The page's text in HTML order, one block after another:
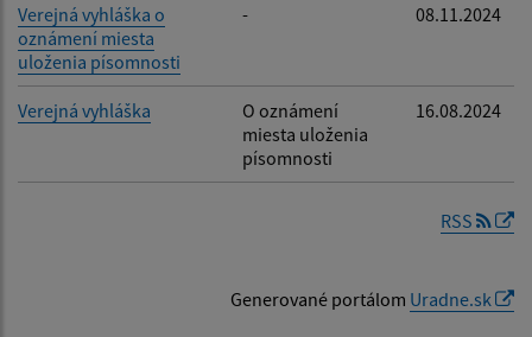
Verejná vyhláška o
oznámení miesta
uloženia písomnosti
- 08.11.2024
Verejná vyhláška
O oznámení
miesta uloženia
písomnosti
16.08.2024
RSS
Generované portálom Uradne.sk